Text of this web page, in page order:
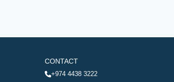
CONTACT
+974 4438 3222